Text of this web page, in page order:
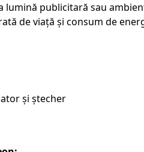
lumină publicitară sau
de viață și consum de
și ștecher